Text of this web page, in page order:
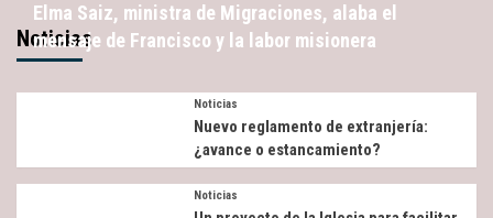
Noticias
Elma Saiz, ministra de Migraciones, alaba el
mensaje de Francisco y la labor misionera
Noticias
Nuevo reglamento de extranjería:
¿avance o estancamiento?
Noticias